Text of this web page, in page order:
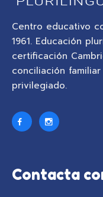
Centro educativo
1961. Educación
certificación
conciliación
privilegiado.
Contacta